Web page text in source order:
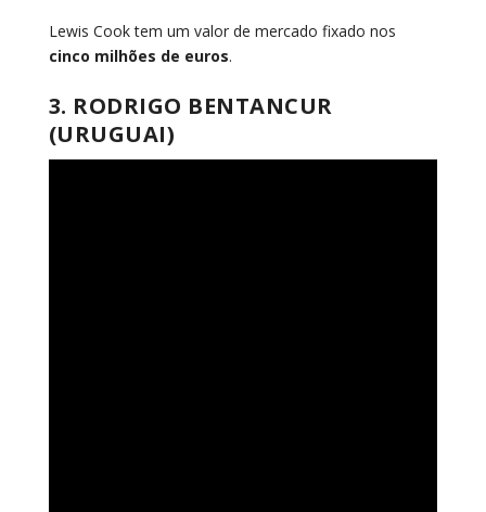
Lewis Cook tem um valor de mercado fixado nos
cinco milhões de euros.
3. RODRIGO BENTANCUR
(URUGUAI)